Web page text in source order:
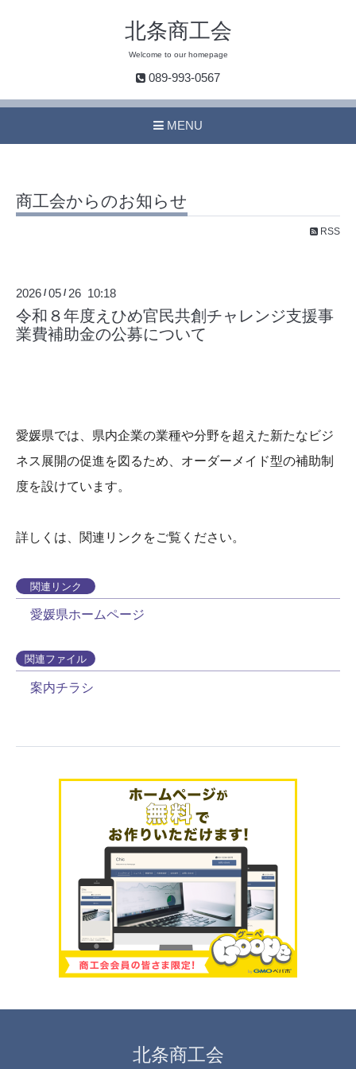
北条商工会
Welcome to our homepage
089-993-0567
MENU
商工会からのお知らせ
RSS
2026 /05 / 26 10:18
令和８年度えひめ官民共創チャレンジ支援事
業費補助金の公募について
愛媛県では、県内企業の業種や分野を超えた新たなビジ
ネス展開の促進を図るため、オーダーメイド型の補助制
度を設けています。
詳しくは、関連リンクをご覧ください。
関連リンク
愛媛県ホームページ
関連ファイル
案内チラシ
北条商工会